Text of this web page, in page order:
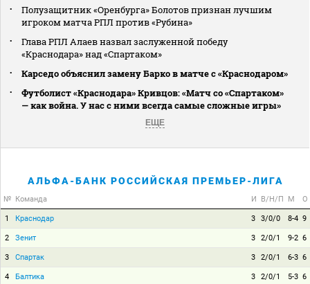
Полузащитник «Оренбурга» Болотов признан лучшим
игроком матча РПЛ против «Рубина»
Глава РПЛ Алаев назвал заслуженной победу
«Краснодара» над «Спартаком»
Карседо объяснил замену Барко в матче с «Краснодаром»
Футболист «Краснодара» Кривцов: «Матч со «Спартаком»
— как война. У нас с ними всегда самые сложные игры»
ЕЩЕ
АЛЬФА-БАНК РОССИЙСКАЯ ПРЕМЬЕР-ЛИГА
№ Команда И В/Н/П М О
1 Краснодар 3 3/0/0 8-4 9
2 Зенит 3 2/0/1 9-2 6
3 Спартак 3 2/0/1 6-3 6
4 Балтика 3 2/0/1 5-3 6